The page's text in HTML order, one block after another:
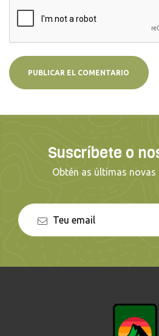
Suscríbete o
Obtén as últimas